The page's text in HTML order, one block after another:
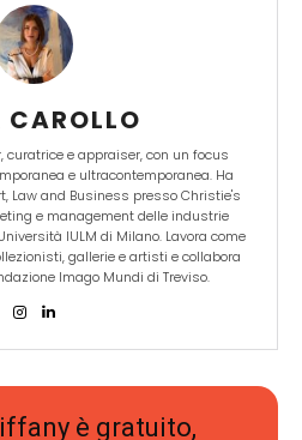
CAROLLO
curatrice e appraiser, con un focus
e ultracontemporanea. Ha
Law and Business presso Christie's
e management delle industrie
IULM di Milano. Lavora come
gallerie e artisti e collabora
Imago Mundi di Treviso.
è gratuito,